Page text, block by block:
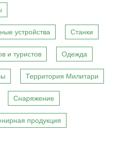
устройства Станки
и туристов Одежда
Территория Милитари
Снаряжение
продукция